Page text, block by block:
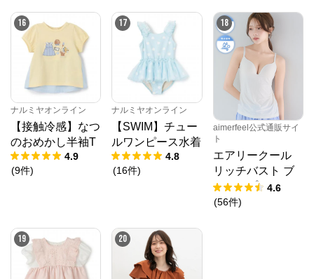
16
ナルミヤオンライン
【接触冷感】なつ
のおめかし半袖T
4.9
(9件)
17
ナルミヤオンライン
【SWIM】チュー
ルワンピース水着
4.8
(16件)
18
aimerfeel公式通販サイ
ト
エアリークール
リッチバスト ブ
ラトップ (ワイヤ
ー入り)
4.6
(56件)
19 20